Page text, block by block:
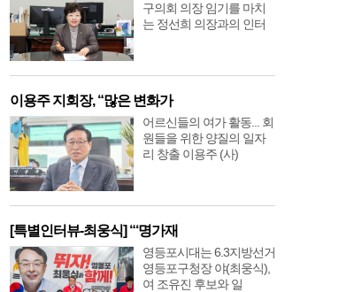
구의회 의장 임기를 마치
는 정선희 의장과의 인터
이용주 지회장, “많은 변화가
어르신들의 여가 활동... 회
원들을 위한 양질의 일자
리 창출 이용주 (사)
[특별인터뷰-최웅식] “‘명가재
영등포시대는 6.3지방선거
영등포구청장 야(최웅식),
여 조유진 후보와 일